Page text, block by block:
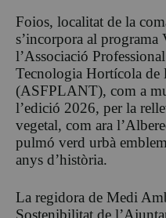
Foios, localitat de la
s’incorpora al
l’Associació
Tecnologia Hortícola de
(ASFPLANT), com a
l’edició 2026, per la
vegetal, com ara
pulmó verd urbà
anys d’història.
La regidora de Medi